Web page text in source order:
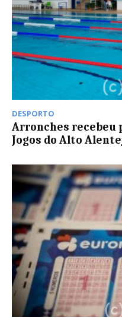
DESPORTO
Arronches recebeu
Jogos do Alto